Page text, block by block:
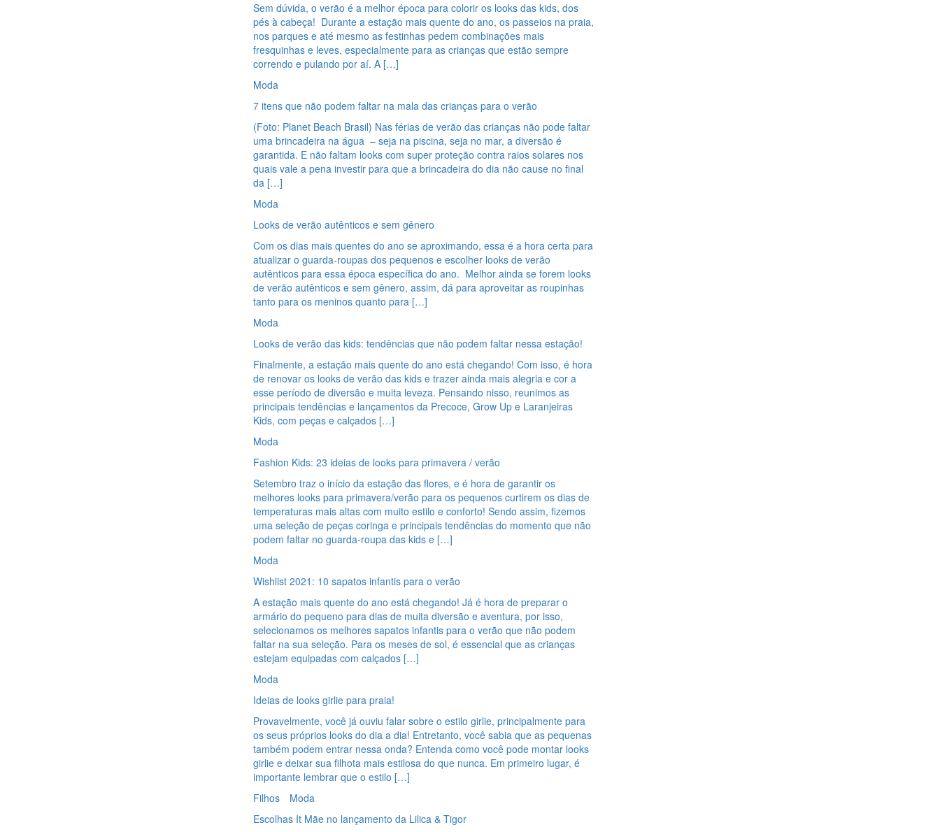
Sem dúvida, o verão é a melhor época para colorir os looks das kids, dos
pés à cabeça! Durante a estação mais quente do ano, os passeios na praia,
nos parques e até mesmo as festinhas pedem combinações mais
fresquinhas e leves, especialmente para as crianças que estão sempre
correndo e pulando por aí. A […]
Moda
7 itens que não podem faltar na mala das crianças para o verão
(Foto: Planet Beach Brasil) Nas férias de verão das crianças não pode faltar
uma brincadeira na água – seja na piscina, seja no mar, a diversão é
garantida. E não faltam looks com super proteção contra raios solares nos
quais vale a pena investir para que a brincadeira do dia não cause no final
da […]
Moda
Looks de verão autênticos e sem gênero
Com os dias mais quentes do ano se aproximando, essa é a hora certa para
atualizar o guarda-roupas dos pequenos e escolher looks de verão
autênticos para essa época específica do ano. Melhor ainda se forem looks
de verão autênticos e sem gênero, assim, dá para aproveitar as roupinhas
tanto para os meninos quanto para […]
Moda
Looks de verão das kids: tendências que não podem faltar nessa estação!
Finalmente, a estação mais quente do ano está chegando! Com isso, é hora
de renovar os looks de verão das kids e trazer ainda mais alegria e cor a
esse período de diversão e muita leveza. Pensando nisso, reunimos as
principais tendências e lançamentos da Precoce, Grow Up e Laranjeiras
Kids, com peças e calçados […]
Moda
Fashion Kids: 23 ideias de looks para primavera / verão
Setembro traz o início da estação das flores, e é hora de garantir os
melhores looks para primavera/verão para os pequenos curtirem os dias de
temperaturas mais altas com muito estilo e conforto! Sendo assim, fizemos
uma seleção de peças coringa e principais tendências do momento que não
podem faltar no guarda-roupa das kids e […]
Moda
Wishlist 2021: 10 sapatos infantis para o verão
A estação mais quente do ano está chegando! Já é hora de preparar o
armário do pequeno para dias de muita diversão e aventura, por isso,
selecionamos os melhores sapatos infantis para o verão que não podem
faltar na sua seleção. Para os meses de sol, é essencial que as crianças
estejam equipadas com calçados […]
Moda
Ideias de looks girlie para praia!
Provavelmente, você já ouviu falar sobre o estilo girlie, principalmente para
os seus próprios looks do dia a dia! Entretanto, você sabia que as pequenas
também podem entrar nessa onda? Entenda como você pode montar looks
girlie e deixar sua filhota mais estilosa do que nunca. Em primeiro lugar, é
importante lembrar que o estilo […]
Filhos
Moda
Escolhas It Mãe no lançamento da Lilica & Tigor